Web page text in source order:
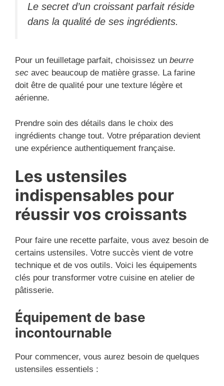
Le secret d’un croissant parfait réside
dans la qualité de ses ingrédients.
Pour un feuilletage parfait, choisissez un beurre
sec avec beaucoup de matière grasse. La farine
doit être de qualité pour une texture légère et
aérienne.
Prendre soin des détails dans le choix des
ingrédients change tout. Votre préparation devient
une expérience authentiquement française.
Les ustensiles
indispensables pour
réussir vos croissants
Pour faire une recette parfaite, vous avez besoin de
certains ustensiles. Votre succès vient de votre
technique et de vos outils. Voici les équipements
clés pour transformer votre cuisine en atelier de
pâtisserie.
Équipement de base
incontournable
Pour commencer, vous aurez besoin de quelques
ustensiles essentiels :